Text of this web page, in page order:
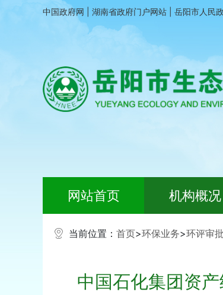
中国政府网 湖南省政府门户网站 岳阳市人民
网站首页 机构概况
当前位置： 首页>环保业务>环评审
中国石化集团资